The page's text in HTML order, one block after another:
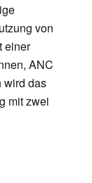
von
einer
ANC
wird das
mit zwei